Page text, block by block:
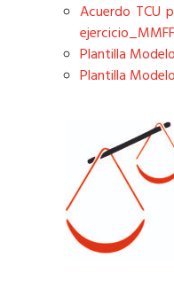
Acuerdo TCU
Plantilla
Plantilla